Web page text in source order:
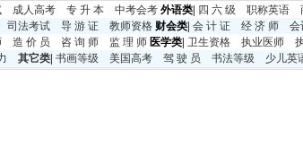
成人高考 专 升 本 中考会考 外语类| 四 六 级 职称英语
司法考试 导 游 证 教师资格 财会类| 会 计 证 经 济 师 会
造 价 员 咨 询 师 监 理 师 医学类| 卫生资格 执业医师
其它类 书画等级 美国高考 驾 驶 员 书法等级 少儿英